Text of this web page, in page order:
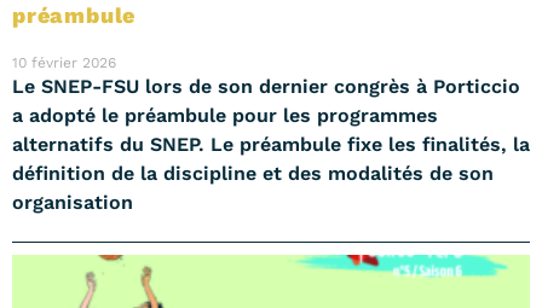
préambule
10 février 2026
Le SNEP-FSU lors de son dernier congrès à Porticcio
a adopté le préambule pour les programmes
alternatifs du SNEP. Le préambule fixe les finalités, la
définition de la discipline et des modalités de son
organisation